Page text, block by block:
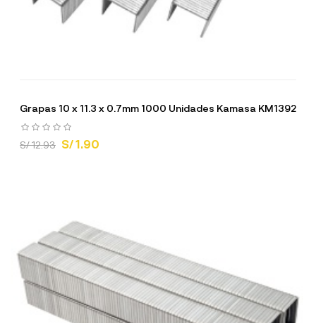
Grapas 10 x 11.3 x 0.7mm 1000 Unidades Kamasa KM1392
S/ 12.93 S/ 1.90